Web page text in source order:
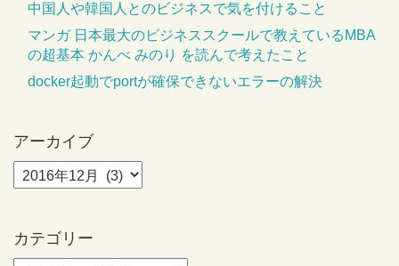
中国人や韓国人とのビジネスで気を付けること
マンガ 日本最大のビジネススクールで教えているMBA
の超基本 かんべ みのり を読んで考えたこと
docker起動でportが確保できないエラーの解決
アーカイブ
カテゴリー